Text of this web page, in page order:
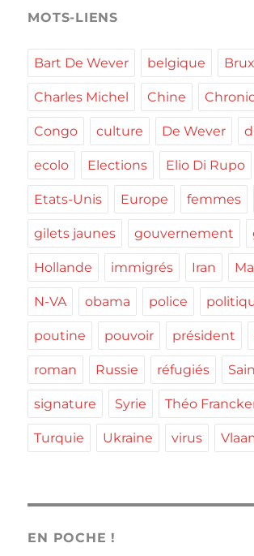
MOTS-LIENS
Bart De Wever belgique
Charles Michel Chine
Congo culture De Wever
ecolo Elections Elio Di Rupo
Etats-Unis Europe femmes
gilets jaunes gouvernement
Hollande immigrés Iran
N-VA obama police
poutine pouvoir président
roman Russie réfugiés
signature Syrie Théo
Turquie Ukraine virus
EN POCHE !